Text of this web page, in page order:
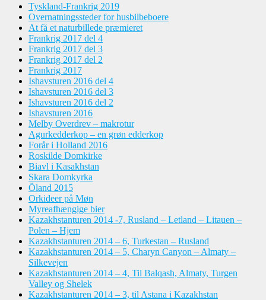
Tyskland-Frankrig 2019
Overnatningssteder for husbilbeboere
At få et naturbillede præmieret
Frankrig 2017 del 4
Frankrig 2017 del 3
Frankrig 2017 del 2
Frankrig 2017
Ishavsturen 2016 del 4
Ishavsturen 2016 del 3
Ishavsturen 2016 del 2
Ishavsturen 2016
Melby Overdrev – makrotur
Agurkedderkop – en grøn edderkop
Forår i Holland 2016
Roskilde Domkirke
Biavl i Kasakhstan
Skara Domkyrka
Öland 2015
Orkideer på Møn
Myreafhængige bier
Kazakhstanturen 2014 -7, Rusland – Letland – Litauen –
Polen – Hjem
Kazakhstanturen 2014 – 6, Turkestan – Rusland
Kazakhstanturen 2014 – 5, Charyn Canyon – Almaty –
Silkevejen
Kazakhstanturen 2014 – 4, Til Balqash, Almaty, Turgen
Valley og Shelek
Kazakhstanturen 2014 – 3, til Astana i Kazakhstan